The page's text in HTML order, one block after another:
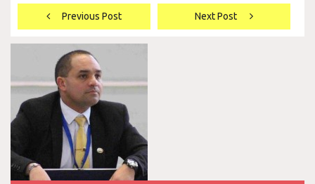
Navegación
de
entradas
Previous Post Next Post